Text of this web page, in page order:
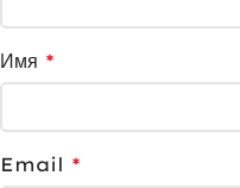
Имя *
Email *